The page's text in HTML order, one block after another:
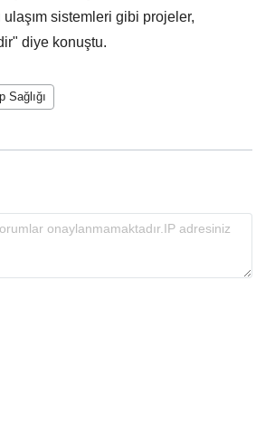
sistemleri gibi projeler,
diye konuştu.
Sağlığı